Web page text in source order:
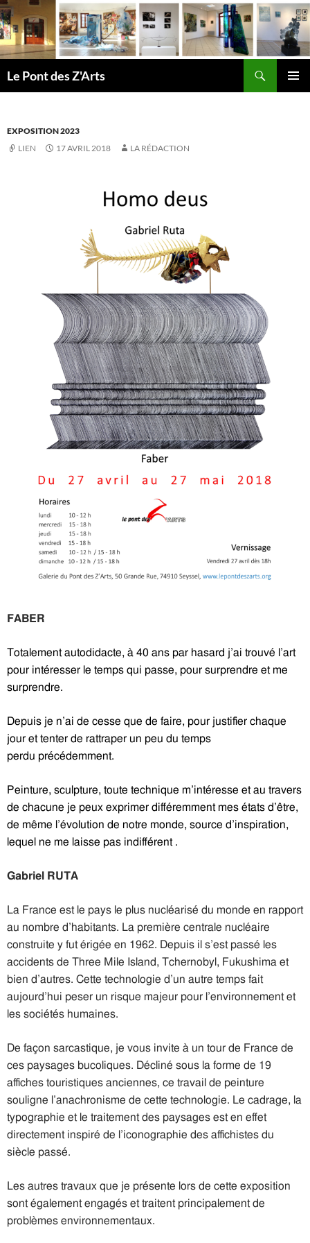
Aller
au
contenu
Le Pont des Z'Arts
EXPOSITION 2023
LIEN
17 AVRIL 2018 LA RÉDACTION
FABER
Totalement autodidacte, à 40 ans par hasard j’ai trouvé l’art
pour intéresser le temps qui passe, pour surprendre et me
surprendre.
Depuis je n’ai de cesse que de faire, pour justifier chaque
jour et tenter de rattraper un peu du temps
perdu précédemment.
Peinture, sculpture, toute technique m’intéresse et au travers
de chacune je peux exprimer différemment mes états d’être,
de même l’évolution de notre monde, source d’inspiration,
lequel ne me laisse pas indifférent .
Gabriel RUTA
La France est le pays le plus nucléarisé du monde en rapport
au nombre d’habitants. La première centrale nucléaire
construite y fut érigée en 1962. Depuis il s’est passé les
accidents de Three Mile Island, Tchernobyl, Fukushima et
bien d’autres. Cette technologie d’un autre temps fait
aujourd’hui peser un risque majeur pour l’environnement et
les sociétés humaines.
De façon sarcastique, je vous invite à un tour de France de
ces paysages bucoliques. Décliné sous la forme de 19
affiches touristiques anciennes, ce travail de peinture
souligne l’anachronisme de cette technologie. Le cadrage, la
typographie et le traitement des paysages est en effet
directement inspiré de l’iconographie des affichistes du
siècle passé.
Les autres travaux que je présente lors de cette exposition
sont également engagés et traitent principalement de
problèmes environnementaux.